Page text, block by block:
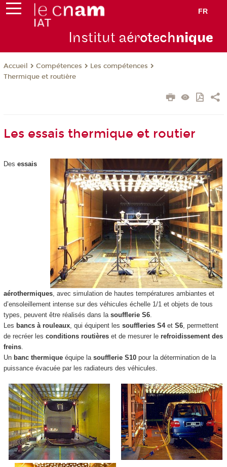
FR
Institut aérotechnique
Accueil Compétences
Les compétences
Thermique et routière
Les essais thermique et routier
Des essais
aérothermiques, avec simulation de hautes températures ambiantes et
d’ensoleillement intense sur des véhicules échelle 1/1 et objets de tous
types, peuvent être réalisés dans la soufflerie S6.
Les bancs à rouleaux, qui équipent les souffleries S4et S6, permettent
de recréer les conditions routièreset de mesurer le refroidissement des
freins.
Un banc thermiqueéquipe la soufflerie S10pour la détermination de la
puissance évacuée par les radiateurs des véhicules.